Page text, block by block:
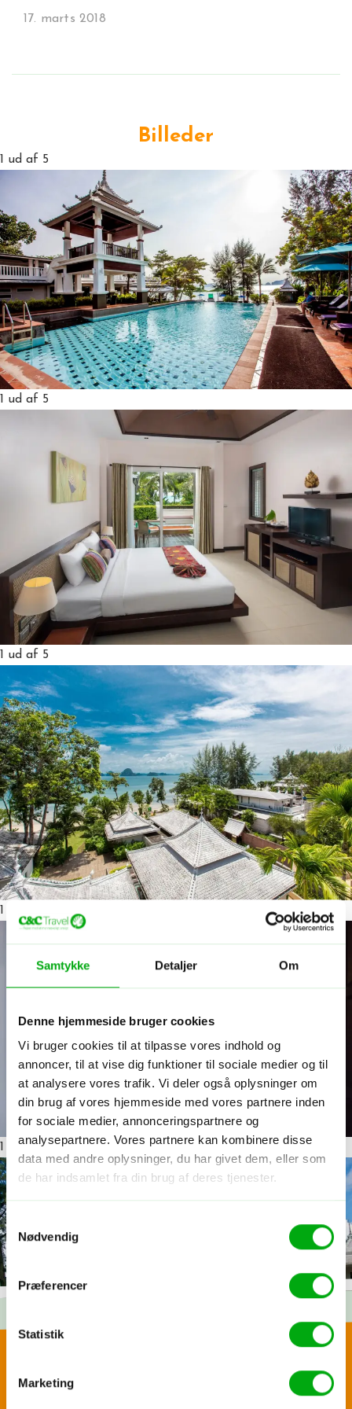
Samtykke Detaljer Om
Denne hjemmeside bruger cookies
Vi bruger cookies til at tilpasse vores indhold og
annoncer, til at vise dig funktioner til sociale medier og til
at analysere vores trafik. Vi deler også oplysninger om
din brug af vores hjemmeside med vores partnere inden
for sociale medier, annonceringspartnere og
analysepartnere. Vores partnere kan kombinere disse
data med andre oplysninger, du har givet dem, eller som
de har indsamlet fra din brug af deres tjenester.
Samtykkevalg
Nødvendig
Præferencer
Statistik
Marketing
17. marts 2018
Billeder
1 ud af 5
1 ud af 5
1 ud af 5
1
1 ud af 5
Skræddersy din egen